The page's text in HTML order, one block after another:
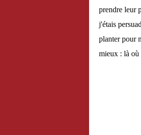
prendre leur
j'étais
planter pour
mieux : là où